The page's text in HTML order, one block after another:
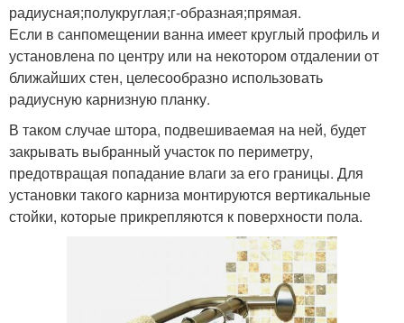
радиусная;полукруглая;г-образная;прямая.
Если в санпомещении ванна имеет круглый профиль и
установлена по центру или на некотором отдалении от
ближайших стен, целесообразно использовать
радиусную карнизную планку.
В таком случае штора, подвешиваемая на ней, будет
закрывать выбранный участок по периметру,
предотвращая попадание влаги за его границы. Для
установки такого карниза монтируются вертикальные
стойки, которые прикрепляются к поверхности пола.